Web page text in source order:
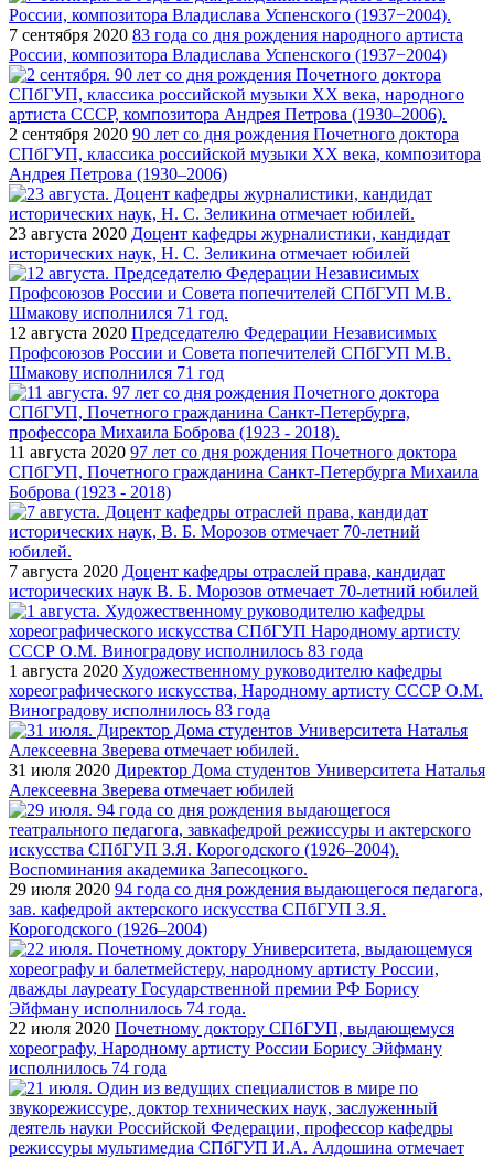
7 сентября 2020 83 года со дня рождения народного артиста
России, композитора Владислава Успенского (1937−2004)
2 сентября 2020 90 лет со дня рождения Почетного доктора
СПбГУП, классика российской музыки ХХ века, композитора
Андрея Петрова (1930–2006)
23 августа 2020 Доцент кафедры журналистики, кандидат
исторических наук, Н. С. Зеликина отмечает юбилей
12 августа 2020 Председателю Федерации Независимых
Профсоюзов России и Совета попечителей СПбГУП М.В.
Шмакову исполнился 71 год
11 августа 2020 97 лет со дня рождения Почетного доктора
СПбГУП, Почетного гражданина Санкт-Петербурга Михаила
Боброва (1923 - 2018)
7 августа 2020 Доцент кафедры отраслей права, кандидат
исторических наук В. Б. Морозов отмечает 70-летний юбилей
1 августа 2020 Художественному руководителю кафедры
хореографического искусства, Народному артисту СССР О.М.
Виноградову исполнилось 83 года
31 июля 2020 Директор Дома студентов Университета Наталья
Алексеевна Зверева отмечает юбилей
29 июля 2020 94 года со дня рождения выдающегося педагога,
зав. кафедрой актерского искусства СПбГУП З.Я.
Корогодского (1926–2004)
22 июля 2020 Почетному доктору СПбГУП, выдающемуся
хореографу, Народному артисту России Борису Эйфману
исполнилось 74 года